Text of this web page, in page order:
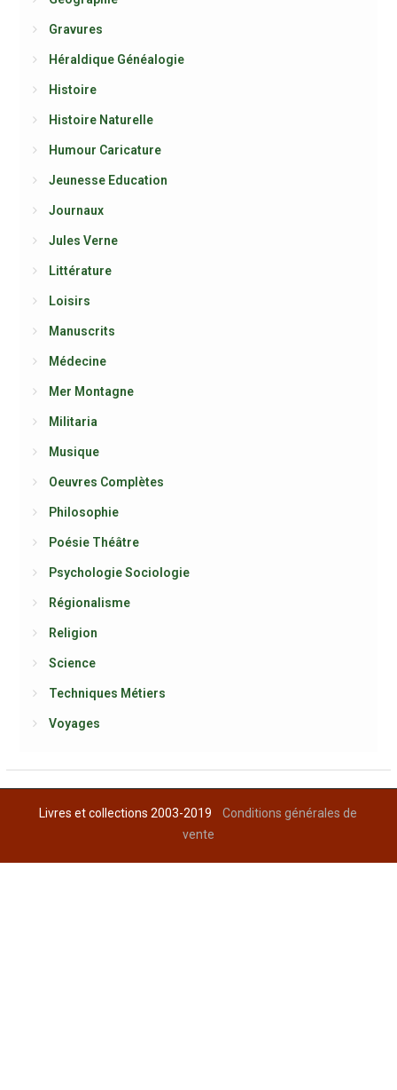
Gravures
Héraldique Généalogie
Histoire
Histoire Naturelle
Humour Caricature
Jeunesse Education
Journaux
Jules Verne
Littérature
Loisirs
Manuscrits
Médecine
Mer Montagne
Militaria
Musique
Oeuvres Complètes
Philosophie
Poésie Théâtre
Psychologie Sociologie
Régionalisme
Religion
Science
Techniques Métiers
Voyages
Livres et collections 2003-2019Conditions générales de
vente